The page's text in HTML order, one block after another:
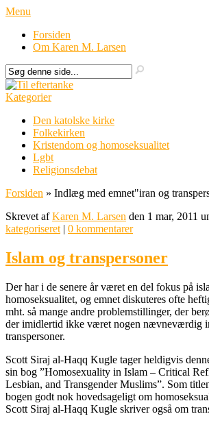
Menu
Forsiden
Om Karen M. Larsen
Kategorier
Den katolske kirke
Folkekirken
Kristendom og homoseksualitet
Lgbt
Religionsdebat
Forsiden » Indlæg med emnet"iran og
Skrevet afKaren M. Larsen den 1 mar, 2011
kategoriseret | 0 kommentarer
Islam og transpersoner
Der har i de senere år været en del fokus på
homoseksualitet, og emnet diskuteres ofte
mht. så mange andre problemstillinger, der
der imidlertid ikke været nogen nævneværdig
transpersoner.
Scott Siraj al-Haqq Kugle tager heldigvis
sin bog ”Homosexuality in Islam – Critical
Lesbian, and Transgender Muslims”. Som
bogen godt nok hovedsageligt om
Scott Siraj al-Haqq Kugle skriver også om